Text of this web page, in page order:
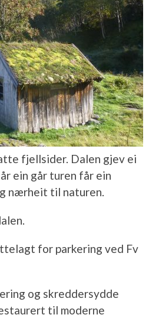
fjellsider. Dalen gjev ei
ein går turen får ein
nærheit til naturen.
for parkering ved Fv
og skreddersydde
til moderne